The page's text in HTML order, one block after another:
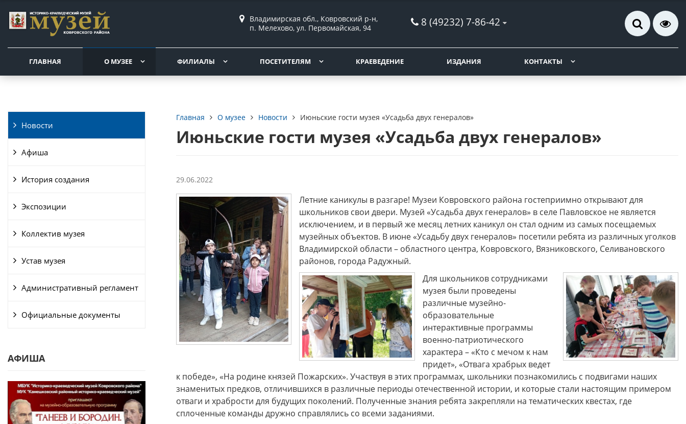
Владимирская обл., Ковровский р-н,
п. Мелехово, ул. Первомайская, 94
8 (49232) 7-86-42
ГЛАВНАЯ О МУЗЕЕ ФИЛИАЛЫ ПОСЕТИТЕЛЯМ КРАЕВЕДЕНИЕ ИЗДАНИЯ КОНТАКТЫ
Новости
Афиша
История создания
Экспозиции
Коллектив музея
Устав музея
Административный регламент
Официальные документы
АФИША
Главная О музее Новости Июньские гости музея «Усадьба двух генералов»
Июньские гости музея «Усадьба двух генералов»
29.06.2022
Летние каникулы в разгаре! Музеи Ковровского района гостеприимно открывают для
школьников свои двери. Музей «Усадьба двух генералов» в селе Павловское не является
исключением, и в первый же месяц летних каникул он стал одним из самых посещаемых
музейных объектов. В июне «Усадьбу двух генералов» посетили ребята из различных уголков
Владимирской области – областного центра, Ковровского, Вязниковского, Селивановского
районов, города Радужный.
Для школьников сотрудниками
музея были проведены
различные музейно-
образовательные
интерактивные программы
военно-патриотического
характера – «Кто с мечом к нам
придет», «Отвага храбрых ведет
к победе», «На родине князей Пожарских». Участвуя в этих программах, школьники познакомились с подвигами наших
знаменитых предков, отличившихся в различные периоды отечественной истории, и которые стали настоящим примером
отваги и храбрости для будущих поколений. Полученные знания ребята закрепляли на тематических квестах, где
сплоченные команды дружно справлялись со всеми заданиями.